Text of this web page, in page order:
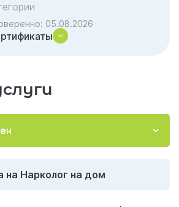
— формат помощи без
аспекты помощи
«Нарколог на дом»
и ответы по наркологии
05.08.2026
на Нарколог на дом